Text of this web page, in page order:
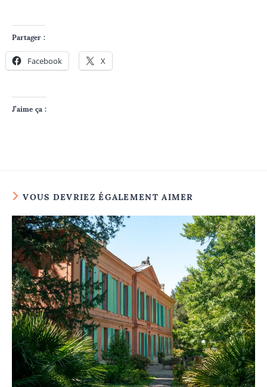
Partager :
Facebook X
J’aime ça :
VOUS DEVRIEZ ÉGALEMENT AIMER